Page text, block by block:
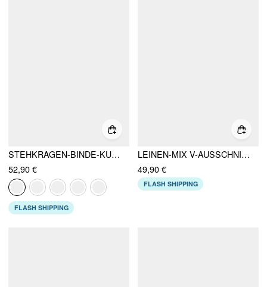
STEHKRAGEN-BINDE-KURZARM-MAXIKLEID DRAPIERTASCHE AUSGESTELLT
52,90 €
FLASH SHIPPING
LEINEN-MIX V-AUSSCHNITT WICKEL-GÜRTEL OVERSIZED BLAZER WESTE
49,90 €
FLASH SHIPPING